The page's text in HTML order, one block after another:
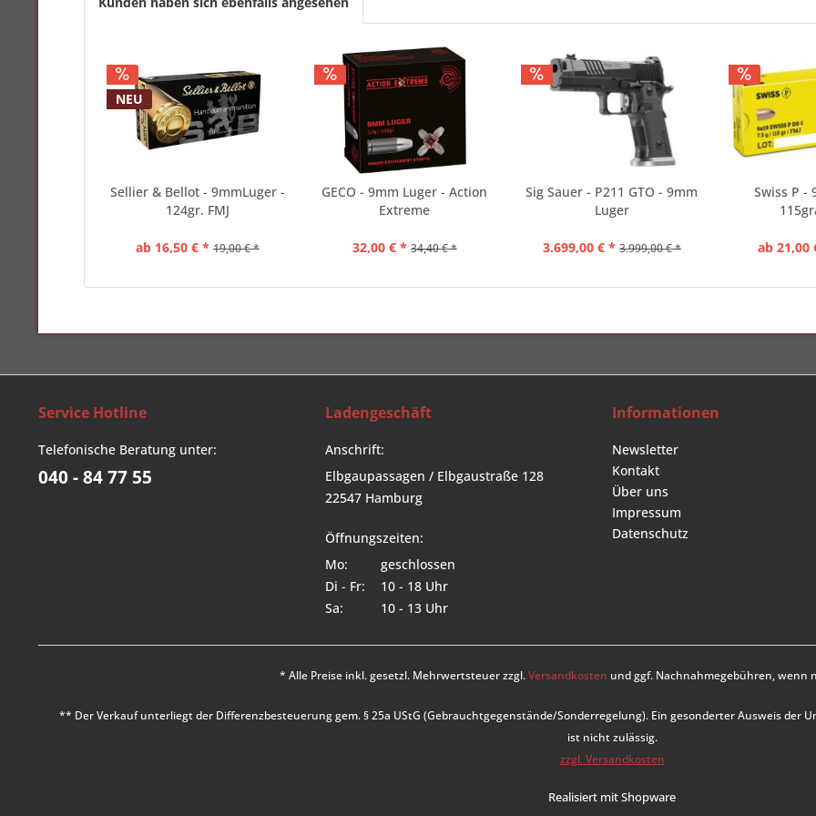
NEU
Sellier & Bellot - 9mmLuger -
124gr. FMJ
ab 16,50 € * 19,00 € *
GECO - 9mm Luger - Action
Extreme
32,00 € * 34,40 € *
Sig Sauer - P211 GTO - 9mm
Luger
3.699,00 € * 3.999,00 € *
Swiss P -
ab 21,00
Service Hotline
Telefonische Beratung unter:
040 - 84 77 55
Ladengeschäft
Anschrift:
Elbgaupassagen / Elbgaustraße 128
22547 Hamburg
Öffnungszeiten:
Mo:
geschlossen
Di - Fr:
10 - 18 Uhr
Sa:
10 - 13 Uhr
Informationen
Newsletter
Kontakt
Über uns
Impressum
Datenschutz
* Alle Preise inkl. gesetzl. Mehrwertsteuer zzgl.Versandkosten und ggf. Nachnahmegebühren, wenn
** Der Verkauf unterliegt der Differenzbesteuerung gem. § 25a UStG (Gebrauchtgegenstände/Sonderregelung). Ein gesonderter Ausweis der
ist nicht zulässig.
zzgl. Versandkosten
Realisiert mit Shopware